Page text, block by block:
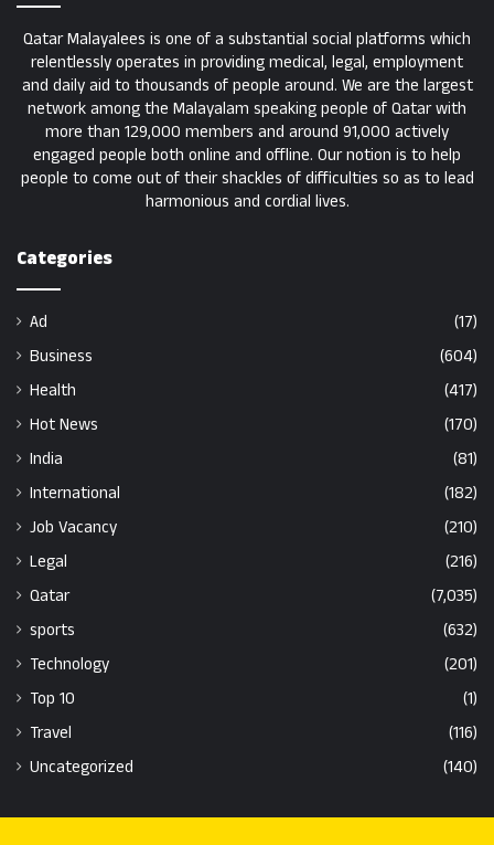
Qatar Malayalees is one of a substantial social platforms which
relentlessly operates in providing medical, legal, employment
and daily aid to thousands of people around. We are the largest
network among the Malayalam speaking people of Qatar with
more than 129,000 members and around 91,000 actively
engaged people both online and offline. Our notion is to help
people to come out of their shackles of difficulties so as to lead
harmonious and cordial lives.
Categories
Ad
(17)
Business
(604)
Health
(417)
Hot News
(170)
India
(81)
International
(182)
Job Vacancy
(210)
Legal
(216)
Qatar
(7,035)
sports
(632)
Technology
(201)
Top 10
(1)
Travel
(116)
Uncategorized
(140)